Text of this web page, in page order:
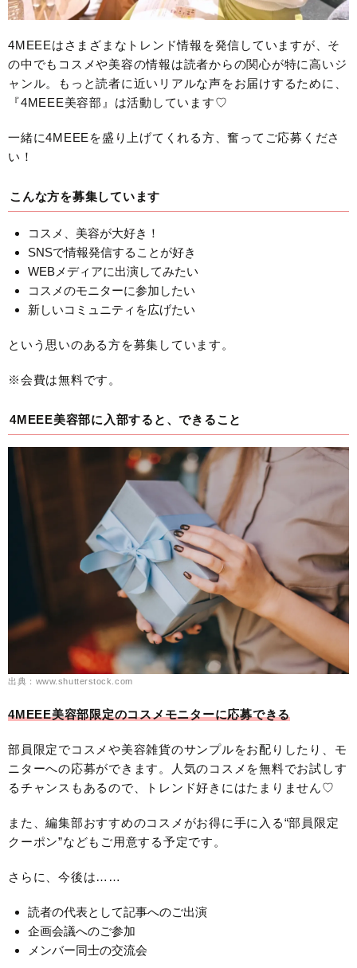
4MEEEはさまざまなトレンド情報を発信していますが、そ
の中でもコスメや美容の情報は読者からの関心が特に高いジ
ャンル。もっと読者に近いリアルな声をお届けするために、
『4MEEE美容部』は活動しています♡
一緒に4MEEEを盛り上げてくれる方、奮ってご応募くださ
い！
こんな方を募集しています
コスメ、美容が大好き！
SNSで情報発信することが好き
WEBメディアに出演してみたい
コスメのモニターに参加したい
新しいコミュニティを広げたい
という思いのある方を募集しています。
※会費は無料です。
4MEEE美容部に入部すると、できること
出典：www.shutterstock.com
4MEEE美容部限定のコスメモニターに応募できる
部員限定でコスメや美容雑貨のサンプルをお配りしたり、モ
ニターへの応募ができます。人気のコスメを無料でお試しす
るチャンスもあるので、トレンド好きにはたまりません♡
また、編集部おすすめのコスメがお得に手に入る“部員限定
クーポン”などもご用意する予定です。
さらに、今後は……
読者の代表として記事へのご出演
企画会議へのご参加
メンバー同士の交流会